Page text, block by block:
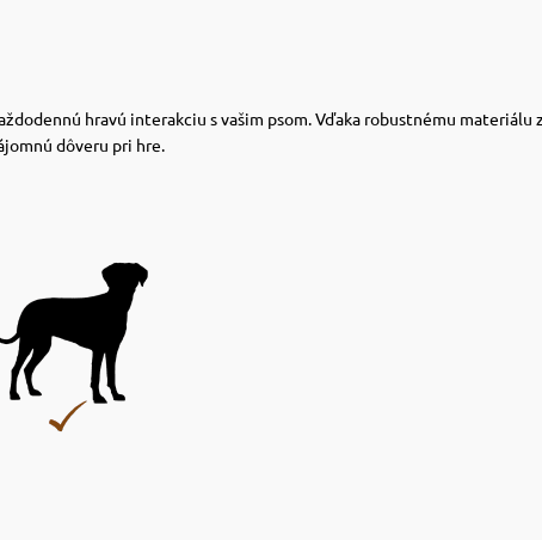
hravú interakciu s vašim psom. Vďaka robustnému
dôveru pri hre.